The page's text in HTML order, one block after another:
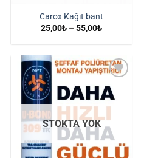
Carox Kağıt bant
25,00₺ – 55,00₺Fiyat
25,00₺
55,00₺
İstek
Listeme
Ekle
STOKTA YOK